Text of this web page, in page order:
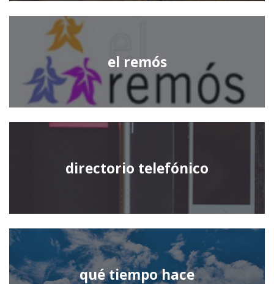
el remós
directorio telefónico
qué tiempo hace